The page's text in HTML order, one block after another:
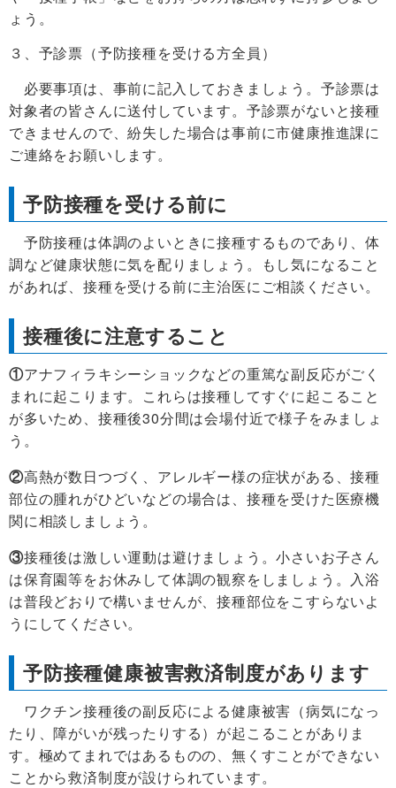
ょう。
３、予診票（予防接種を受ける方全員）
必要事項は、事前に記入しておきましょう。予診票は
対象者の皆さんに送付しています。予診票がないと接種
できませんので、紛失した場合は事前に市健康推進課に
ご連絡をお願いします。
予防接種を受ける前に
予防接種は体調のよいときに接種するものであり、体
調など健康状態に気を配りましょう。もし気になること
があれば、接種を受ける前に主治医にご相談ください。
接種後に注意すること
①アナフィラキシーショックなどの重篤な副反応がごく
まれに起こります。これらは接種してすぐに起こること
が多いため、接種後30分間は会場付近で様子をみましょ
う。
②高熱が数日つづく、アレルギー様の症状がある、接種
部位の腫れがひどいなどの場合は、接種を受けた医療機
関に相談しましょう。
③接種後は激しい運動は避けましょう。小さいお子さん
は保育園等をお休みして体調の観察をしましょう。入浴
は普段どおりで構いませんが、接種部位をこすらないよ
うにしてください。
予防接種健康被害救済制度があります
ワクチン接種後の副反応による健康被害（病気になっ
たり、障がいが残ったりする）が起こることがありま
す。極めてまれではあるものの、無くすことができない
ことから救済制度が設けられています。